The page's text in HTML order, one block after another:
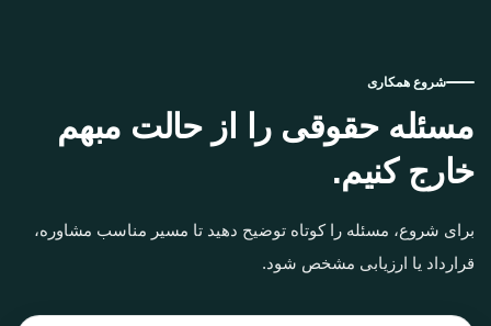
شروع همکاری
مسئله حقوقی را از حالت مبهم
خارج کنیم.
برای شروع، مسئله را کوتاه توضیح دهید تا مسیر مناسب مشاوره،
قرارداد یا ارزیابی مشخص شود.